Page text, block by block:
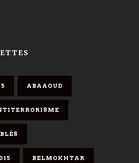
ABAAOUD
BELMOKHTAR